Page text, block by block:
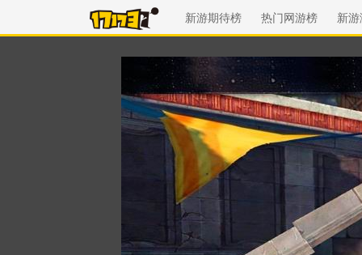
新游期待榜 热门网游榜 新